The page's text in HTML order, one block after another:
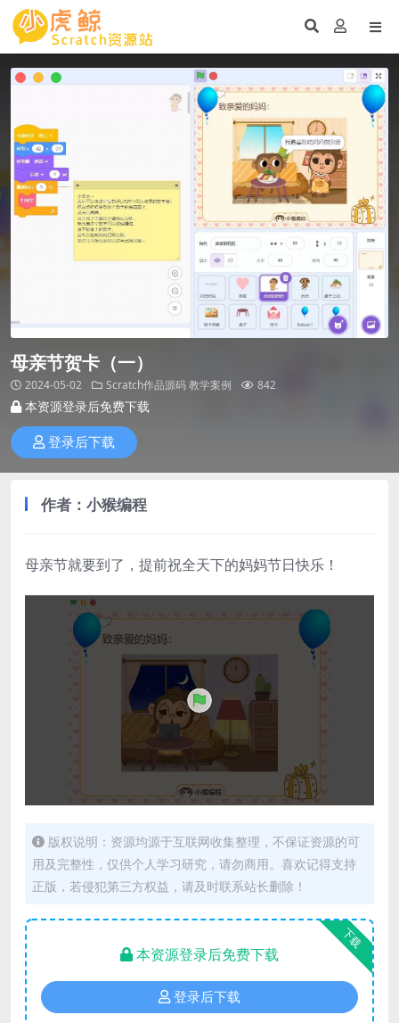
母亲节贺卡（一）
2024-05-02 Scratch作品源码教学案例 842
本资源登录后免费下载
登录后下载
作者：小猴编程
母亲节就要到了，提前祝全天下的妈妈节日快乐！
版权说明：资源均源于互联网收集整理，不保证资源的可
用及完整性，仅供个人学习研究，请勿商用。喜欢记得支持
正版，若侵犯第三方权益，请及时联系站长删除！
下载
本资源登录后免费下载
登录后下载